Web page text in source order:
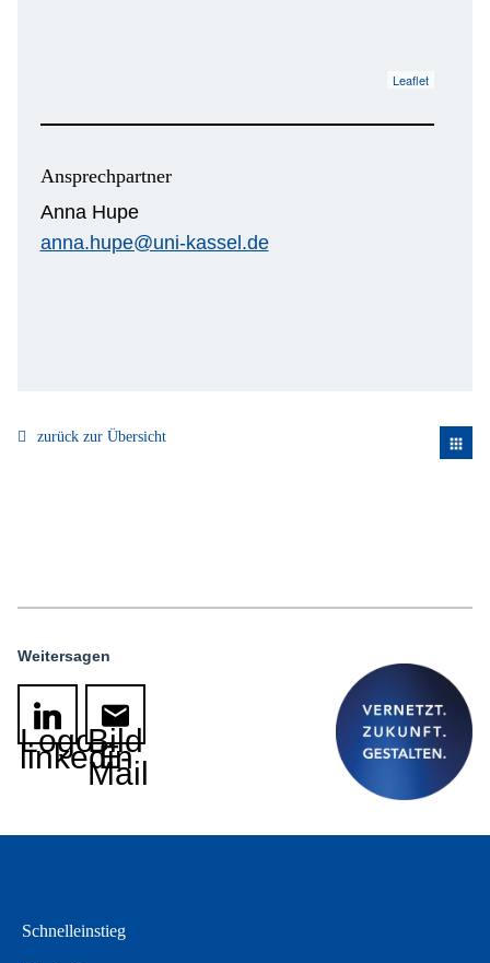
Leaflet
Ansprechpartner
Anna Hupe
anna.hupe@uni-kassel.de
zurück zur Übersicht apps
Weitersagen
Logo
linkedin
Bild
E-
Mail
Schnelleinstieg